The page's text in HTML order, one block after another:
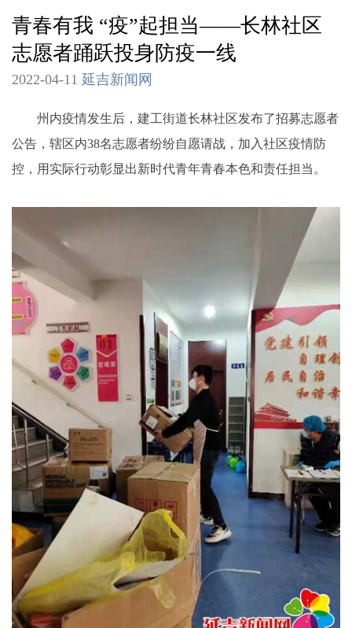
青春有我 “疫”起担当——长林社区
志愿者踊跃投身防疫一线
2022-04-11 延吉新闻网
州内疫情发生后，建工街道长林社区发布了招募志愿者
公告，辖区内38名志愿者纷纷自愿请战，加入社区疫情防
控，用实际行动彰显出新时代青年青春本色和责任担当。